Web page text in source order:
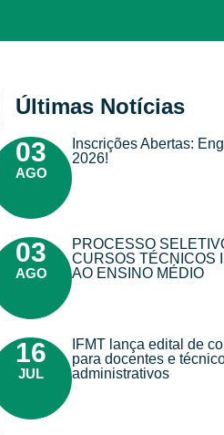
Últimas Notícias
03
AGO
Inscrições Abertas:
2026!
03
AGO
PROCESSO
CURSOS TÉCNICOS
AO ENSINO MÉDIO
16
JUL
IFMT lança edital de
para docentes e
administrativos